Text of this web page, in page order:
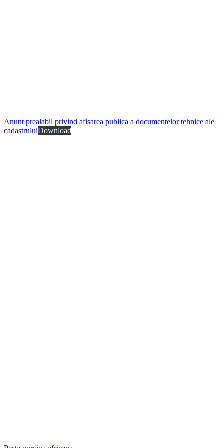
Anunt prealabil privind afisarea publica a documentelor tehnice ale
cadastruluiDownload